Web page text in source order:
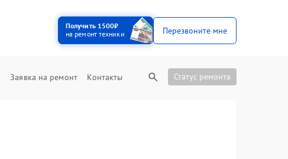
Получить 1500₽
на ремонт техники
Перезвоните мне
Заявка на ремонт Контакты Статус ремонта